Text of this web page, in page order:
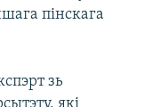
пінскага
зь